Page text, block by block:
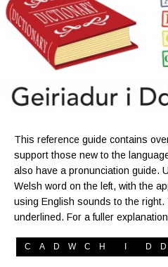
This reference guide contains
support those new to the
also have a pronunciation guide.
Welsh word on the left, with the
using English sounds to the
underlined. For a fuller
CADWCH I